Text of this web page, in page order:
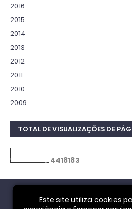
2016
2015
2014
2013
2012
2011
2010
2009
TOTAL DE VISUALIZAÇÕES DE
4418183
Este site utiliza cookies